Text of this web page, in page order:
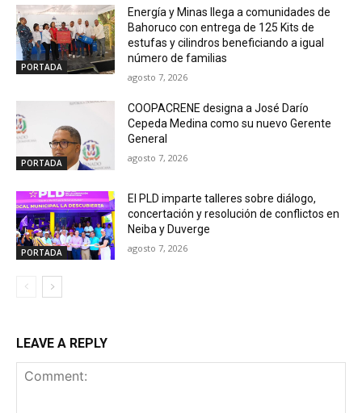
PORTADA
Energía y Minas llega a comunidades de
Bahoruco con entrega de 125 Kits de
estufas y cilindros beneficiando a igual
número de familias
agosto 7, 2026
PORTADA
COOPACRENE designa a José Darío
Cepeda Medina como su nuevo Gerente
General
agosto 7, 2026
PORTADA
El PLD imparte talleres sobre diálogo,
concertación y resolución de conflictos en
Neiba y Duverge
agosto 7, 2026
LEAVE A REPLY